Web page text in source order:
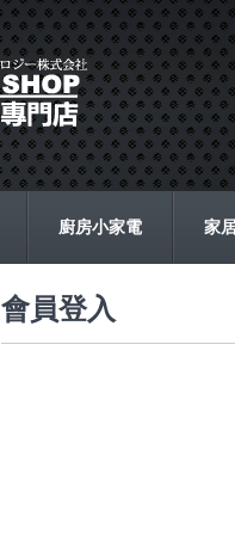
廚房小家電 家
會員登入